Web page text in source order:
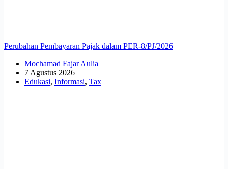
Perubahan Pembayaran Pajak dalam PER-8/PJ/2026
Mochamad Fajar Aulia
7 Agustus 2026
Edukasi, Informasi, Tax